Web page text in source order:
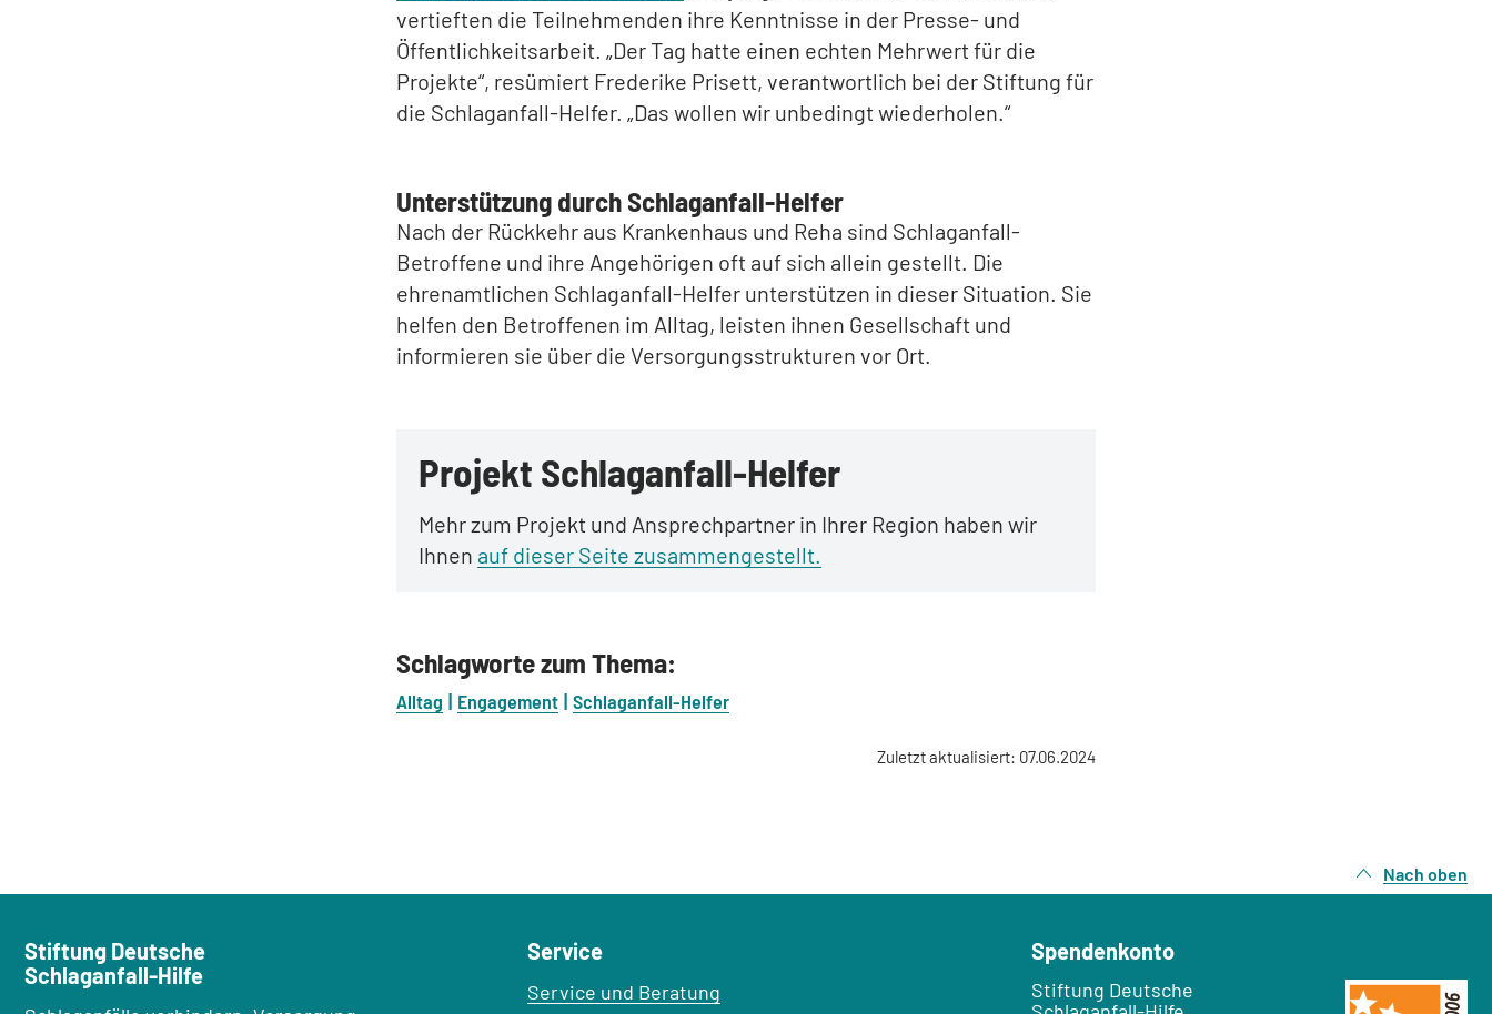
vertieften die Teilnehmenden ihre Kenntnisse in der Presse- und
Öffentlichkeitsarbeit. „Der Tag hatte einen echten Mehrwert für die
Projekte“, resümiert Frederike Prisett, verantwortlich bei der Stiftung für
die Schlaganfall-Helfer. „Das wollen wir unbedingt wiederholen.“
Unterstützung durch Schlaganfall-Helfer
Nach der Rückkehr aus Krankenhaus und Reha sind Schlaganfall-
Betroffene und ihre Angehörigen oft auf sich allein gestellt. Die
ehrenamtlichen Schlaganfall-Helfer unterstützen in dieser Situation. Sie
helfen den Betroffenen im Alltag, leisten ihnen Gesellschaft und
informieren sie über die Versorgungsstrukturen vor Ort.
Projekt Schlaganfall-Helfer
Mehr zum Projekt und Ansprechpartner in Ihrer Region haben wir
Ihnen auf dieser Seite zusammengestellt.
Schlagworte zum Thema:
Alltag Engagement Schlaganfall-Helfer
Zuletzt aktualisiert: 07.06.2024
Nach oben
Stiftung Deutsche
Schlaganfall-Hilfe
Service
Service und Beratung
Spendenkonto
Empfänger:
Stiftung Deutsche